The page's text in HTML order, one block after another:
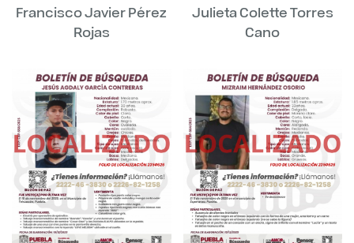
Francisco Javier Pérez
Rojas
Julieta Colette Torres
Cano